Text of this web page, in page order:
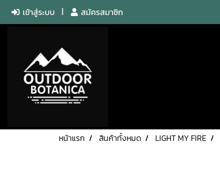
เข้าสู่ระบบ สมัครสมาชิก
หน้าแรก สินค้าทั้งหมด LIGHT MY FIRE